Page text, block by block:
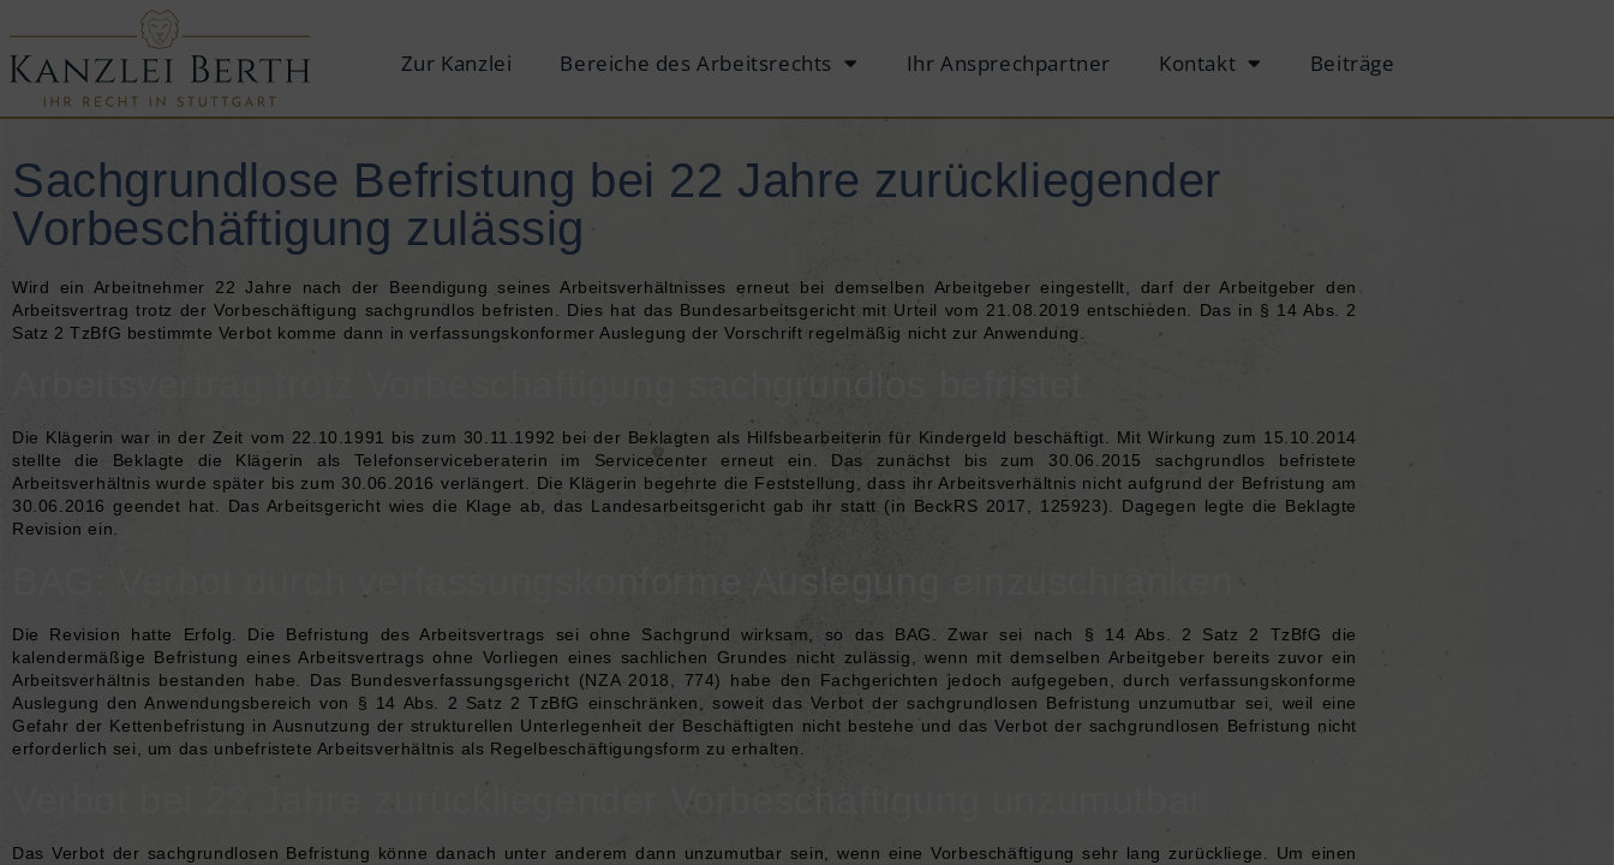
Zur Kanzlei Bereiche des Arbeitsrechts Ihr Ansprechpartner Kontakt Beiträge
Sachgrundlose Befristung bei 22 Jahre zurückliegender
Vorbeschäftigung zulässig
Wird ein Arbeitnehmer 22 Jahre nach der Beendigung seines Arbeitsverhältnisses erneut bei demselben Arbeitgeber eingestellt, darf der Arbeitgeber den
Arbeitsvertrag trotz der Vorbeschäftigung sachgrundlos befristen. Dies hat das Bundesarbeitsgericht mit Urteil vom 21.08.2019 entschieden. Das in § 14 Abs. 2
Satz 2 TzBfG bestimmte Verbot komme dann in verfassungskonformer Auslegung der Vorschrift regelmäßig nicht zur Anwendung.
Die Klägerin war in der Zeit vom 22.10.1991 bis zum 30.11.1992 bei der Beklagten als Hilfsbearbeiterin für Kindergeld beschäftigt. Mit Wirkung zum 15.10.2014
stellte die Beklagte die Klägerin als Telefonserviceberaterin im Servicecenter erneut ein. Das zunächst bis zum 30.06.2015 sachgrundlos befristete
Arbeitsverhältnis wurde später bis zum 30.06.2016 verlängert. Die Klägerin begehrte die Feststellung, dass ihr Arbeitsverhältnis nicht aufgrund der Befristung am
30.06.2016 geendet hat. Das Arbeitsgericht wies die Klage ab, das Landesarbeitsgericht gab ihr statt (in BeckRS 2017, 125923). Dagegen legte die Beklagte
Revision ein.
BAG: Verbot durch verfassungskonforme Auslegung einzuschränken
Die Revision hatte Erfolg. Die Befristung des Arbeitsvertrags sei ohne Sachgrund wirksam, so das BAG. Zwar sei nach § 14 Abs. 2 Satz 2 TzBfG die
kalendermäßige Befristung eines Arbeitsvertrags ohne Vorliegen eines sachlichen Grundes nicht zulässig, wenn mit demselben Arbeitgeber bereits zuvor ein
Arbeitsverhältnis bestanden habe. Das Bundesverfassungsgericht (NZA 2018, 774) habe den Fachgerichten jedoch aufgegeben, durch verfassungskonforme
Auslegung den Anwendungsbereich von § 14 Abs. 2 Satz 2 TzBfG einschränken, soweit das Verbot der sachgrundlosen Befristung unzumutbar sei, weil eine
Gefahr der Kettenbefristung in Ausnutzung der strukturellen Unterlegenheit der Beschäftigten nicht bestehe und das Verbot der sachgrundlosen Befristung nicht
erforderlich sei, um das unbefristete Arbeitsverhältnis als Regelbeschäftigungsform zu erhalten.
Das Verbot der sachgrundlosen Befristung könne danach unter anderem dann unzumutbar sein, wenn eine Vorbeschäftigung sehr lang zurückliege. Um einen